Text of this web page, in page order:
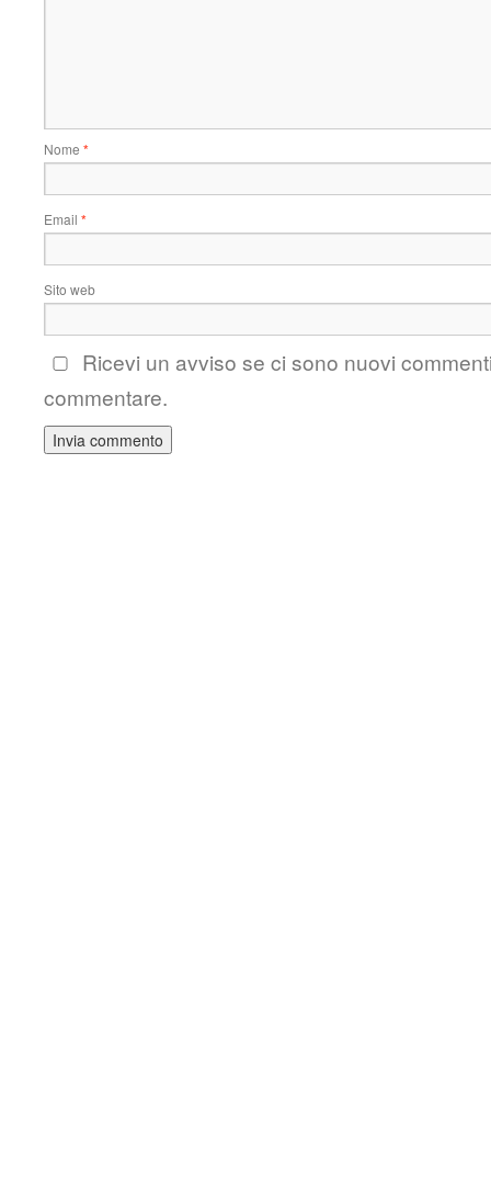
Nome *
Email *
Sito web
Ricevi un avviso se ci sono nuovi
commentare.